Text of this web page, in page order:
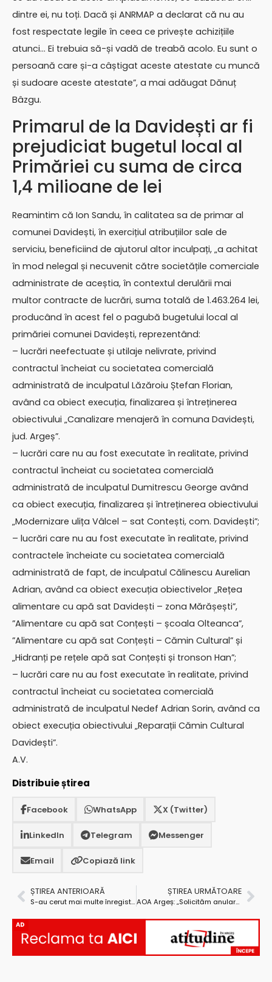
dintre ei, nu toți. Dacă și ANRMAP a declarat că nu au
fost respectate legile în ceea ce privește achizițiile
atunci… Ei trebuia să-și vadă de treabă acolo. Eu sunt o
persoană care și-a câștigat aceste atestate cu muncă
și sudoare aceste atestate”, a mai adăugat Dănuț
Bâzgu.
Primarul de la Davidești ar fi
prejudiciat bugetul local al
Primăriei cu suma de circa
1,4 milioane de lei
Reamintim că Ion Sandu, în calitatea sa de primar al
comunei Davidești, în exercițiul atribuțiilor sale de
serviciu, beneficiind de ajutorul altor inculpați, „a achitat
în mod nelegal și necuvenit către societățile comerciale
administrate de aceștia, în contextul derulării mai
multor contracte de lucrări, suma totală de 1.463.264 lei,
producând în acest fel o pagubă bugetului local al
primăriei comunei Davidești, reprezentând:
– lucrări neefectuate și utilaje nelivrate, privind
contractul încheiat cu societatea comercială
administrată de inculpatul Lăzăroiu Ștefan Florian,
având ca obiect execuția, finalizarea și întreținerea
obiectivului „Canalizare menajeră în comuna Davidești,
jud. Argeș”.
– lucrări care nu au fost executate în realitate, privind
contractul încheiat cu societatea comercială
administrată de inculpatul Dumitrescu George având
ca obiect execuția, finalizarea și întreținerea obiectivului
„Modernizare ulița Vâlcel – sat Contești, com. Davidești”;
– lucrări care nu au fost executate în realitate, privind
contractele încheiate cu societatea comercială
administrată de fapt, de inculpatul Călinescu Aurelian
Adrian, având ca obiect execuția obiectivelor „Rețea
alimentare cu apă sat Davidești – zona Mărășești”,
”Alimentare cu apă sat Conțești – școala Olteanca”,
”Alimentare cu apă sat Conțești – Cămin Cultural” și
„Hidranți pe rețele apă sat Conțești și tronson Han”;
– lucrări care nu au fost executate în realitate, privind
contractul încheiat cu societatea comercială
administrată de inculpatul Nedef Adrian Sorin, având ca
obiect execuția obiectivului „Reparații Cămin Cultural
Davidești”.
A.V.
Distribuie știrea
Facebook WhatsApp X (Twitter)
LinkedIn Telegram Messenger
Email Copiază link
ȘTIREA ANTERIOARĂ
S-au cerut mai multe înregistrări de la Parchetul de pe lângă Înalta Curte de Casaţie şi Justiţie, în dosarul psihiatrilor Azamfire și Morman
ȘTIREA URMĂTOARE
AOA Argeș: „Solicităm anularea OG privind plata defalcată a TVA sau respingerea ei de către Parlament”
AD